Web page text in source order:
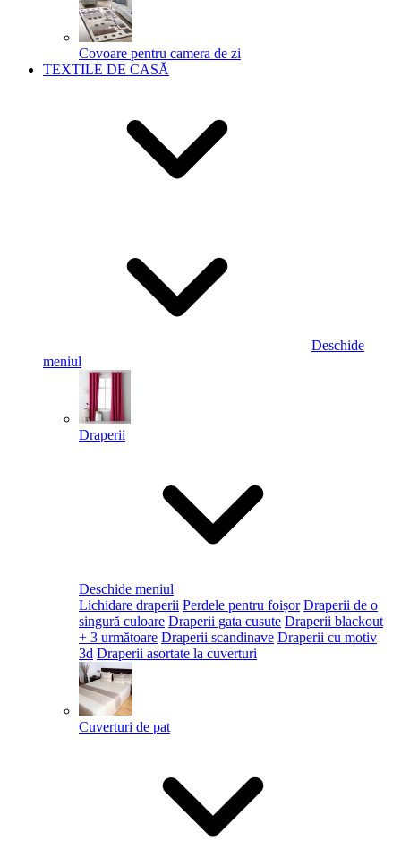
Covoare pentru camera de zi
TEXTILE DE CASĂ
Deschide
meniul
Draperii
Deschide meniul
Lichidare draperii Perdele pentru foișor Draperii de o
singură culoare Draperii gata cusute Draperii blackout
+ 3 următoare Draperii scandinave Draperii cu motiv
3d Draperii asortate la cuverturi
Cuverturi de pat